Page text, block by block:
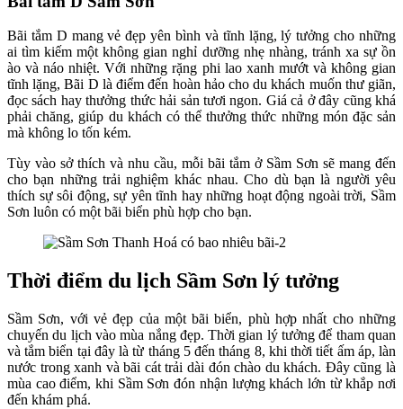
Bãi tắm D mang vẻ đẹp yên bình và tĩnh lặng, lý tưởng cho những
ai tìm kiếm một không gian nghỉ dưỡng nhẹ nhàng, tránh xa sự ồn
ào và náo nhiệt. Với những rặng phi lao xanh mướt và không gian
tĩnh lặng, Bãi D là điểm đến hoàn hảo cho du khách muốn thư giãn,
đọc sách hay thưởng thức hải sản tươi ngon. Giá cả ở đây cũng khá
phải chăng, giúp du khách có thể thưởng thức những món đặc sản
mà không lo tốn kém.
Tùy vào sở thích và nhu cầu, mỗi bãi tắm ở Sầm Sơn sẽ mang đến
cho bạn những trải nghiệm khác nhau. Cho dù bạn là người yêu
thích sự sôi động, sự yên tĩnh hay những hoạt động ngoài trời, Sầm
Sơn luôn có một bãi biển phù hợp cho bạn.
Thời điểm du lịch Sầm Sơn lý tưởng
Sầm Sơn, với vẻ đẹp của một bãi biển, phù hợp nhất cho những
chuyến du lịch vào mùa nắng đẹp. Thời gian lý tưởng để tham quan
và tắm biển tại đây là từ tháng 5 đến tháng 8, khi thời tiết ấm áp, làn
nước trong xanh và bãi cát trải dài đón chào du khách. Đây cũng là
mùa cao điểm, khi Sầm Sơn đón nhận lượng khách lớn từ khắp nơi
đến khám phá.